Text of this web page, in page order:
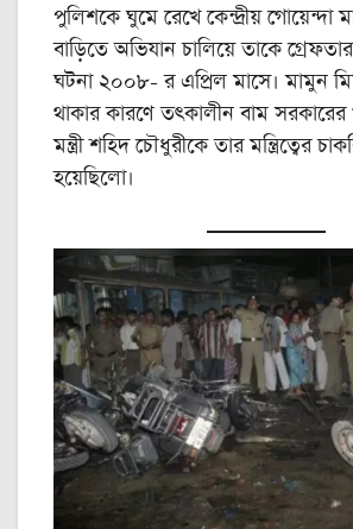
পুলিশকে ঘুমে রেখে কেন্দ্রীয় গোয়েন্দা
বাড়িতে অভিযান চালিয়ে তাকে
ঘটনা ২০০৮- র এপ্রিল মাসে। মামুন
থাকার কারণে তৎকালীন বাম সরকারের
মন্ত্রী শহিদ চৌধুরীকে তার মন্ত্রিত্বের
হয়েছিলো।